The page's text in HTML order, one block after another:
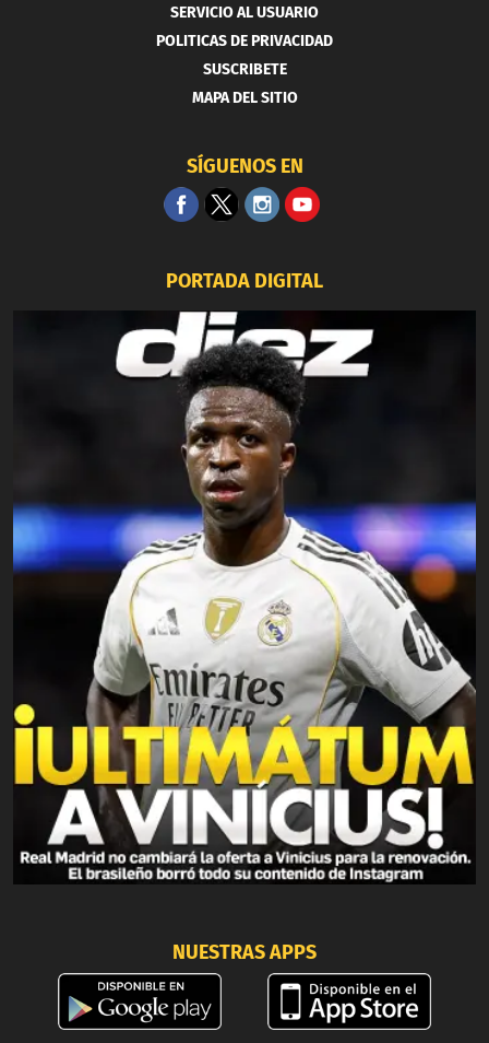
SERVICIO AL USUARIO
POLITICAS DE PRIVACIDAD
SUSCRIBETE
MAPA DEL SITIO
SÍGUENOS EN
PORTADA DIGITAL
NUESTRAS APPS